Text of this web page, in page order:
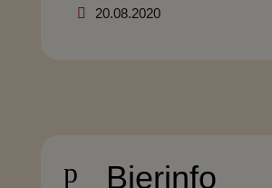
20.08.2020
p Bierinfo